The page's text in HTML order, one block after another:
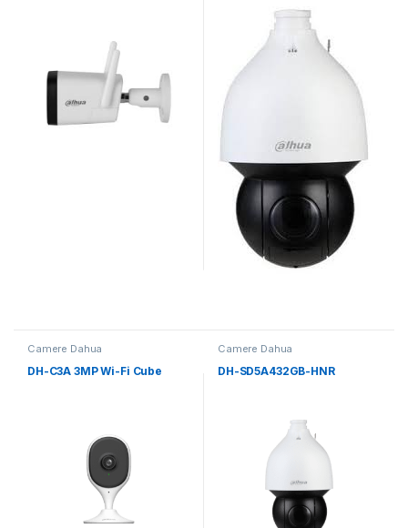
Camere Dahua
DH-C3A 3MP Wi-Fi Cube
Camere Dahua
DH-SD5A432GB-HNR